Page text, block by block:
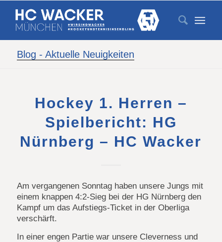
Blog - Aktuelle Neuigkeiten
Hockey 1. Herren –
Spielbericht: HG
Nürnberg – HC Wacker
Am vergangenen Sonntag haben unsere Jungs mit
einem knappen 4:2-Sieg bei der HG Nürnberg den
Kampf um das Aufstiegs-Ticket in der Oberliga
verschärft.
In einer engen Partie war unsere Cleverness und